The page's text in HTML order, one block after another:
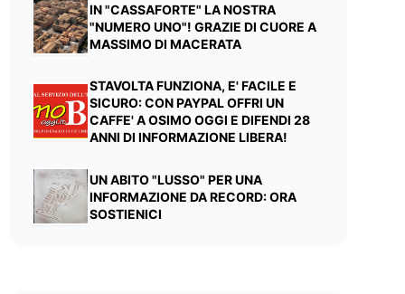
IN "CASSAFORTE" LA NOSTRA
"NUMERO UNO"! GRAZIE DI CUORE A
MASSIMO DI MACERATA
STAVOLTA FUNZIONA, E' FACILE E
SICURO: CON PAYPAL OFFRI UN
CAFFE' A OSIMO OGGI E DIFENDI 28
ANNI DI INFORMAZIONE LIBERA!
UN ABITO "LUSSO" PER UNA
INFORMAZIONE DA RECORD: ORA
SOSTIENICI